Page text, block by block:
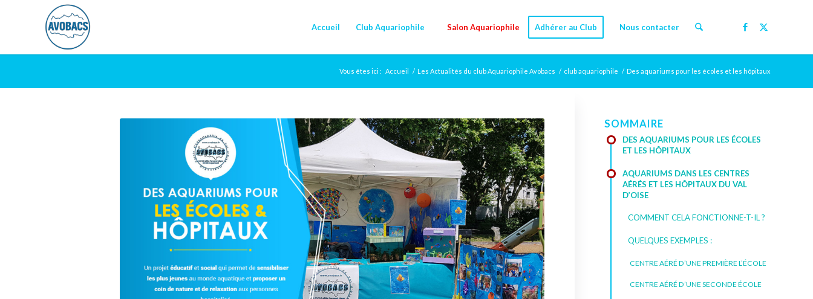
Accueil Club Aquariophile Salon Aquariophile Adhérer au Club Nous contacter
Vous êtes ici : Accueil / Les Actualités du club Aquariophile Avobacs / club aquariophile / Des aquariums pour les écoles et les hôpitaux
SOMMAIRE
DES AQUARIUMS POUR LES ÉCOLES
ET LES HÔPITAUX
AQUARIUMS DANS LES CENTRES
AÉRÉS ET LES HÔPITAUX DU VAL
D’OISE
COMMENT CELA FONCTIONNE-T-IL ?
QUELQUES EXEMPLES :
CENTRE AÉRÉ D’UNE PREMIÈRE L’ÉCOLE
CENTRE AÉRÉ D’UNE SECONDE ÉCOLE